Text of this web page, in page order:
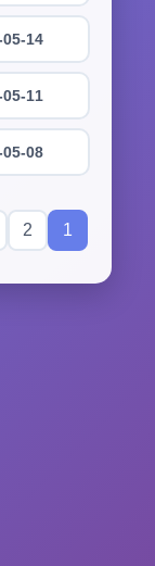
05-14
05-11
05-08
1
2